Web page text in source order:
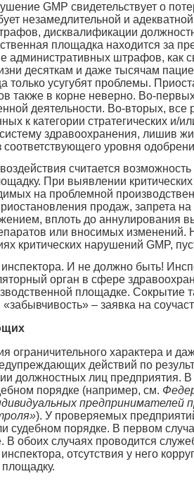
GMP свидетельствует о
незамедлительной и
дисквалификации
площадка находится за
административных штрафов, как
десяткам и даже тысячам
только усугубят проблемы.
также в корне неверно. Во-
деятельности. Во-вторых,
к категории стратегических
систему здравоохранения, лишив
соответствующего уровня
считается
При выявлении
на проблемной
продаж, запрета
вплоть до аннулирования
или вносимых изменений.
критических нарушений GMP,
инспектора. И не должно быть!
орган в сфере
площадке. Сокрытие
– заявка на
ограничительного характера и
действий по
должностных лиц предприятия.
порядке (например, см.
предпринимателей
). У проверяемых
судебном порядке. В первом
обоих случаях проводится
отсутствия у него